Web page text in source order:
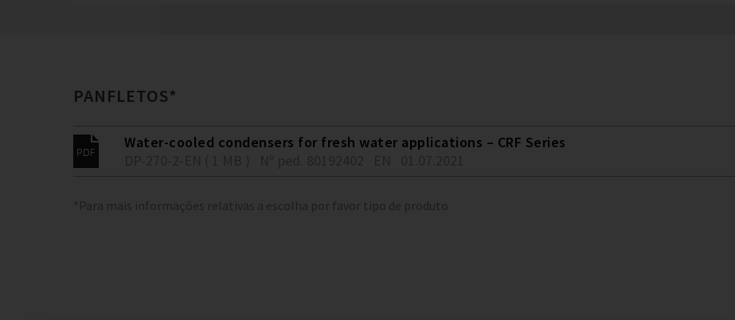
PANFLETOS*
Water-cooled condensers for fresh water applications – CRF Series
*Para mais informações relativas a escolha por favor tipo de produto